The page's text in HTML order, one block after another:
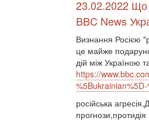
23.02.2022 Що
BBC News
Визнання Росією
це майже
дій між Україною
https://
російська